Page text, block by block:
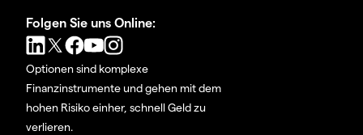
Folgen Sie uns Online:
Optionen sind komplexe
Finanzinstrumente und gehen mit dem
hohen Risiko einher, schnell Geld zu
verlieren.